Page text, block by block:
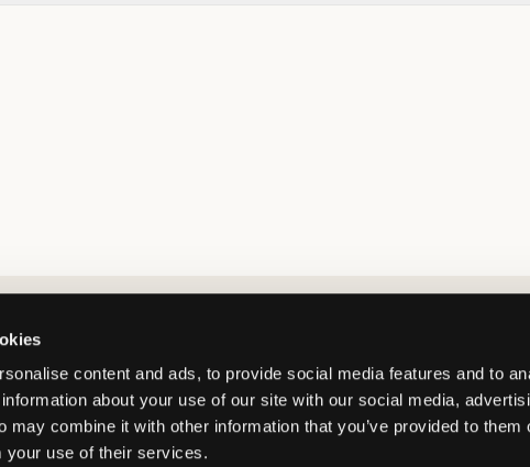
content and ads, to provide social media features and to
about your use of our site with our social media,
may combine it with other information that you’ve provided to them
your use of their services.